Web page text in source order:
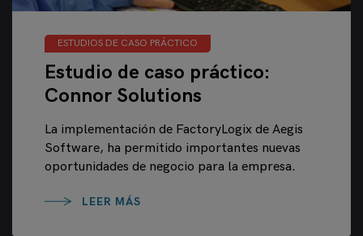
ESTUDIOS DE CASO PRÁCTICO
Estudio de caso práctico:
Connor Solutions
La implementación de FactoryLogix de Aegis
Software, ha permitido importantes nuevas
oportunidades de negocio para la empresa.
LEER MÁS